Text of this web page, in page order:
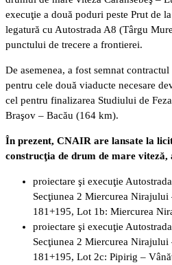
execuţie a două poduri peste Prut de
legatură cu Autostrada A8 (Târgu
punctului de trecere a frontierei.
De asemenea, a fost semnat
pentru cele două viaducte necesare
cel pentru finalizarea Studiului de
Braşov – Bacău (164 km).
În prezent, CNAIR are lansate la
construcţia de drum de mare viteză,
proiectare şi execuţie
Secţiunea 2 Miercurea
181+195, Lot 1b: Miercurea
proiectare şi execuţie
Secţiunea 2 Miercurea
181+195, Lot 2c: Pipirig –